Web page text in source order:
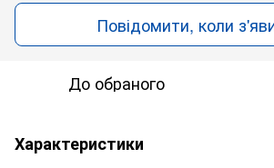
Повідомити, коли
До обраного
Характеристики